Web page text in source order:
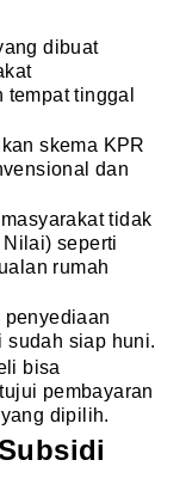
dibuat
tinggal
skema KPR
dan
tidak
seperti
rumah
penyediaan
sudah siap huni.
bisa
pembayaran
dipilih.